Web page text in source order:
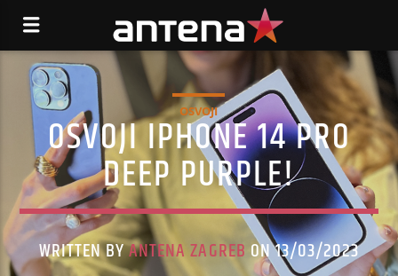
OSVOJI
OSVOJI IPHONE 14 PRO
DEEP PURPLE!
WRITTEN BYANTENA ZAGREB ON 13/03/2023